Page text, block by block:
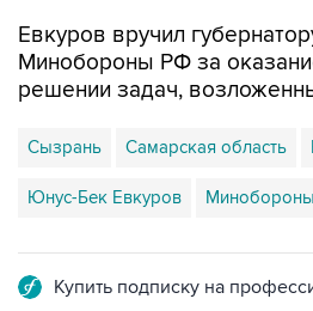
Евкуров вручил
Минобороны РФ за
решении задач,
Сызрань Самарская область
Юнус-Бек Евкуров
Купить подписку на